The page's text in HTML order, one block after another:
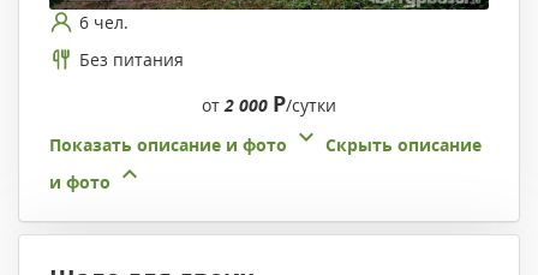
6 чел.
Без питания
от2 000 Р/сутки
Показать описание и фото
Скрыть описание
и фото